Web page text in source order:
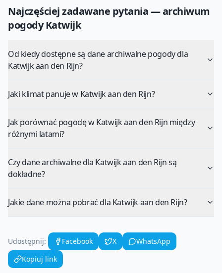
Najczęściej zadawane pytania — archiwum
pogodyKatwijk
Od kiedy dostępne są dane archiwalne pogody dla
Katwijk aan den Rijn?
Jaki klimat panuje w Katwijk aan den Rijn?
Jak porównać pogodę w Katwijk aan den Rijn między
różnymi latami?
Czy dane archiwalne dla Katwijk aan den Rijn są
dokładne?
Jakie dane można pobrać dla Katwijk aan den Rijn?
Udostępnij: Facebook X
WhatsApp
Kopiuj link